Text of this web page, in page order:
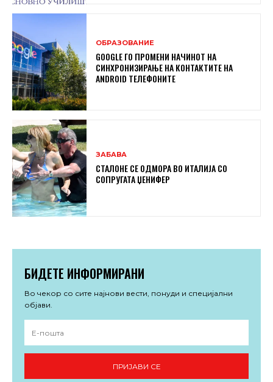
ОБРАЗОВАНИЕ
GOOGLE ГО ПРОМЕНИ НАЧИНОТ НА
СИНХРОНИЗИРАЊЕ НА КОНТАКТИТЕ НА
ANDROID ТЕЛЕФОНИТЕ
ЗАБАВА
СТАЛОНЕ СЕ ОДМОРА ВО ИТАЛИЈА СО
СОПРУГАТА ЏЕНИФЕР
БИДЕТЕ ИНФОРМИРАНИ
Во чекор со сите најнови вести, понуди и специјални
објави.
ПРИЈАВИ СЕ